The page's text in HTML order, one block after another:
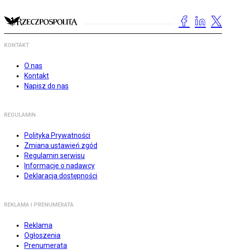
KONTAKT
O nas
Kontakt
Napisz do nas
REGULAMIN
Polityka Prywatności
Zmiana ustawień zgód
Regulamin serwisu
Informacje o nadawcy
Deklaracja dostępności
REKLAMA I PRENUMERATA
Reklama
Ogłoszenia
Prenumerata